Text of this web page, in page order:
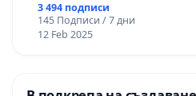
3 494 подписи
145 Подписи / 7 дни
12 Feb 2025